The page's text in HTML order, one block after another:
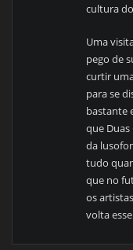
cultura
Uma
pego de
curtir
para se
bastante
que
da
tudo
que no
os
volta